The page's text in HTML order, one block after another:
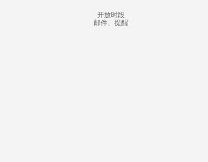
开放时段
邮件、提醒